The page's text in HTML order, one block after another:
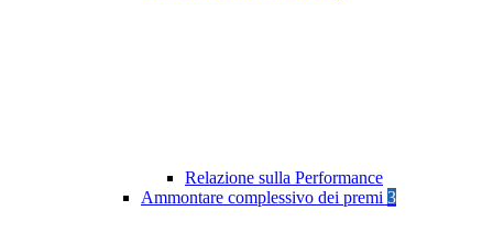
Relazione sulla Performance
Ammontare complessivo dei premi 3